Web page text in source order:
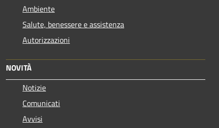
Ambiente
Salute, benessere e assistenza
Autorizzazioni
NOVITÀ
Notizie
Comunicati
Avvisi